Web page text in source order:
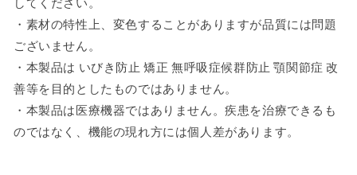
・素材の特性上、変色することがありますが品質には問題
ございません。
・本製品は いびき防止 矯正 無呼吸症候群防止 顎関節症 改
善等を目的としたものではありません。
・本製品は医療機器ではありません。疾患を治療できるも
のではなく、機能の現れ方には個人差があります。